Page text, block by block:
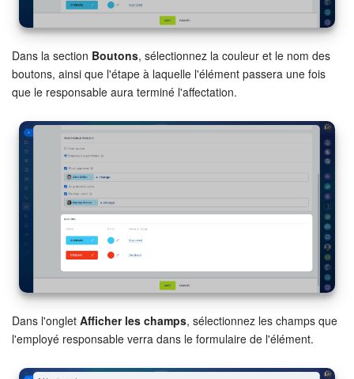
Dans la section Boutons, sélectionnez la couleur et le nom des
boutons, ainsi que l'étape à laquelle l'élément passera une fois
que le responsable aura terminé l'affectation.
Dans l'onglet Afficher les champs, sélectionnez les champs que
l'employé responsable verra dans le formulaire de l'élément.